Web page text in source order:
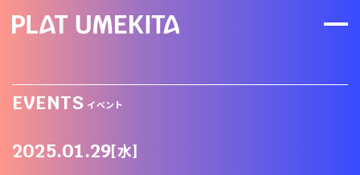
EVENTS イベント
2025.01.29[水]